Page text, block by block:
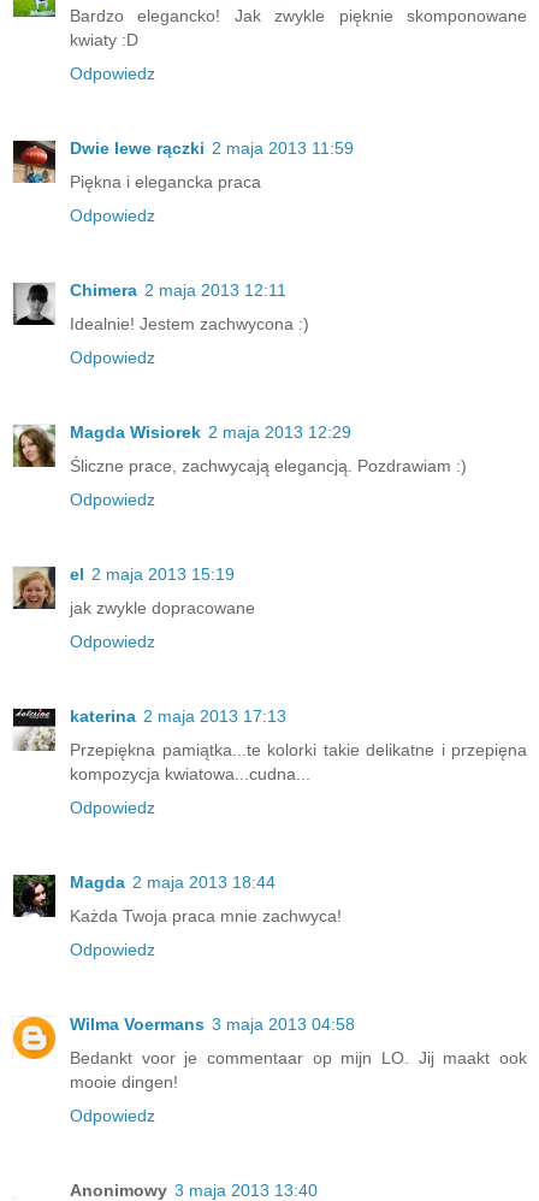
Bardzo elegancko! Jak zwykle pięknie skomponowane
kwiaty :D
Odpowiedz
Dwie lewe rączki 2 maja 2013 11:59
Piękna i elegancka praca
Odpowiedz
Chimera 2 maja 2013 12:11
Idealnie! Jestem zachwycona :)
Odpowiedz
Magda Wisiorek 2 maja 2013 12:29
Śliczne prace, zachwycają elegancją. Pozdrawiam :)
Odpowiedz
el 2 maja 2013 15:19
jak zwykle dopracowane
Odpowiedz
katerina 2 maja 2013 17:13
Przepiękna pamiątka...te kolorki takie delikatne i przepięna
kompozycja kwiatowa...cudna...
Odpowiedz
Magda 2 maja 2013 18:44
Każda Twoja praca mnie zachwyca!
Odpowiedz
Wilma Voermans 3 maja 2013 04:58
Bedankt voor je commentaar op mijn LO. Jij maakt ook
mooie dingen!
Odpowiedz
Anonimowy 3 maja 2013 13:40